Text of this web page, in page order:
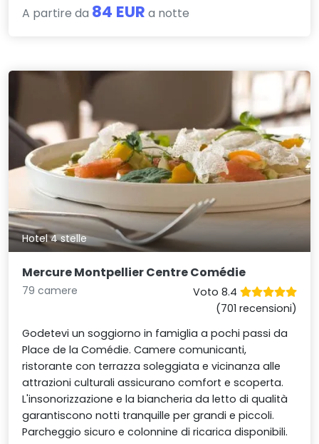
A partire da 84 EUR a notte
Hotel 4 stelle
Mercure Montpellier Centre Comédie
79 camere
Voto 8.4
(701 recensioni)
Godetevi un soggiorno in famiglia a pochi passi da
Place de la Comédie. Camere comunicanti,
ristorante con terrazza soleggiata e vicinanza alle
attrazioni culturali assicurano comfort e scoperta.
L'insonorizzazione e la biancheria da letto di qualità
garantiscono notti tranquille per grandi e piccoli.
Parcheggio sicuro e colonnine di ricarica disponibili.